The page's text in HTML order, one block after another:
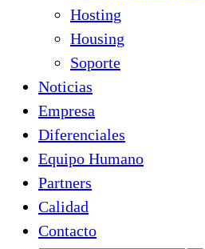
Hosting
Housing
Soporte
Noticias
Empresa
Diferenciales
Equipo Humano
Partners
Calidad
Contacto